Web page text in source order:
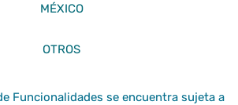
MÉXICO
OTROS
Funcionalidades se encuentra sujeta a